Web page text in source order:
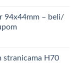
82.000,00 RSD.
94x44mm – beli/
stranicama H70